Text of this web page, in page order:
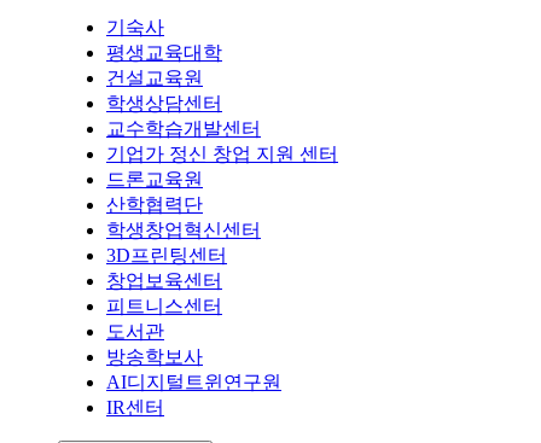
기숙사
평생교육대학
건설교육원
학생상담센터
교수학습개발센터
기업가 정신 창업 지원 센터
드론교육원
산학협력단
학생창업혁신센터
3D프린팅센터
창업보육센터
피트니스센터
도서관
방송학보사
AI디지털트윈연구원
IR센터